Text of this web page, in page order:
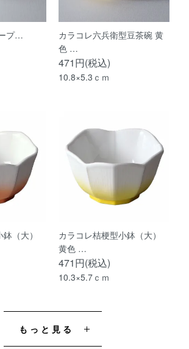
プ…
カラコレ六兵衛型豆茶碗 黄
色 …
471円(税込)
10.8×5.3ｃｍ
（大）
カラコレ桔梗型小鉢（大）
黄色 …
471円(税込)
10.3×5.7ｃｍ
もっと見る